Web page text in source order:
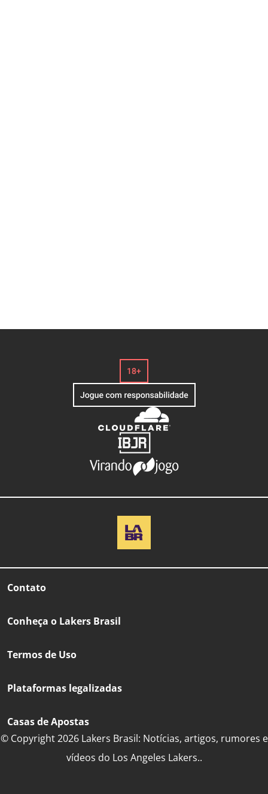
Contato
Conheça o Lakers Brasil
Termos de Uso
Plataformas legalizadas
Casas de Apostas
© Copyright 2026 Lakers Brasil: Notícias, artigos, rumores e
vídeos do Los Angeles Lakers..